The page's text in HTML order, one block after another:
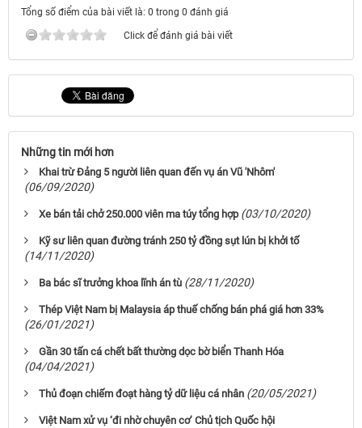
Tổng số điểm của bài viết là: 0 trong 0 đánh giá
Click để đánh giá bài viết
Những tin mới hơn
Khai trừ Đảng 5 người liên quan đến vụ án Vũ 'Nhôm'
(06/09/2020)
Xe bán tải chở 250.000 viên ma túy tổng hợp (03/10/2020)
Kỹ sư liên quan đường tránh 250 tỷ đồng sụt lún bị khởi tố
(14/11/2020)
Ba bác sĩ trưởng khoa lĩnh án tù (28/11/2020)
Thép Việt Nam bị Malaysia áp thuế chống bán phá giá hơn 33%
(26/01/2021)
Gần 30 tấn cá chết bất thường dọc bờ biển Thanh Hóa
(04/04/2021)
Thủ đoạn chiếm đoạt hàng tỷ dữ liệu cá nhân (20/05/2021)
Việt Nam xử vụ ‘đi nhờ chuyên cơ’ Chủ tịch Quốc hội